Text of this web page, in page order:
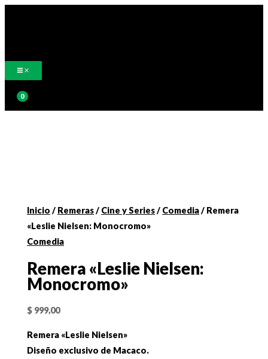
Inicio / Remeras/ Cine y Series/ Comedia/ Remera
«Leslie Nielsen: Monocromo»
Comedia
Remera «Leslie Nielsen:
Monocromo»
$ 999,00
Remera «Leslie Nielsen»
Diseño exclusivo de Macaco.